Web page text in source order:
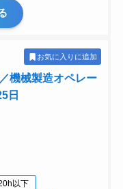
お気に入りに追加
機械製造オペレー
日
以下